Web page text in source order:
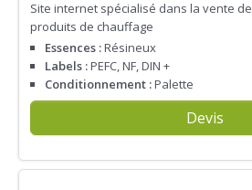
Site internet spécialisé dans la vente de
produits de chauffage
Essences :Résineux
Labels :PEFC, NF, DIN +
Conditionnement :Palette
Devis